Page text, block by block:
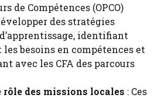
de Compétences (OPCO)
des stratégies
identifiant
besoins en compétences et
avec les CFA des parcours
rôle des missions locales : Ces